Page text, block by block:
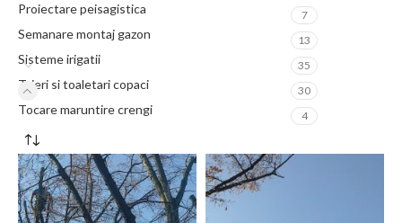
Proiectare peisagistica 7
Semanare montaj gazon 13
Sisteme irigatii 35
Taieri si toaletari copaci 30
Tocare maruntire crengi 4